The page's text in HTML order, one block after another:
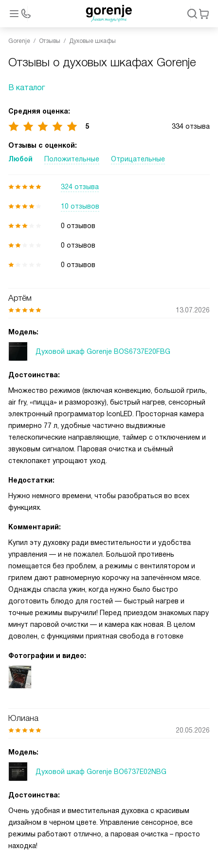
Gorenje Отзывы Духовые шкафы
Отзывы о духовых шкафах Gorenje
В каталог
Средняя оценка:
5
334 отзыва
Отзывы с оценкой:
Любой
Положительные Отрицательные
324 отзыва
10 отзывов
0 отзывов
0 отзывов
0 отзывов
Артём
13.07.2026
Модель:
Духовой шкаф Gorenje BOS6737E20FBG
Достоинства:
Множество режимов (включая конвекцию, большой гриль,
air fry, «пицца» и разморозку), быстрый нагрев, сенсорный
электронный программатор IconLED. Просторная камера
примерно 77 л, удобные частично выдвижные
телескопические направляющие, таймер с отключением и
звуковым сигналом. Паровая очистка и съёмный
стеклопакет упрощают уход.
Недостатки:
Нужно немного времени, чтобы разобраться во всех
функциях.
Комментарий:
Купил эту духовку ради вместительности и удобства
управления — и не пожалел. Большой противень
помещается без проблем, а режимы с вентилятором и
грилем дают равномерную корочку на запечённом мясе.
Однажды спасла ужин, когда нужно было быстро
доготовить блюдо для гостей — быстрый нагрев и
точные режимы выручили! Перед приездом знакомых пару
минут паровой очистки — и камера как новая. В целом
доволен, с функциями приятная свобода в готовке
Фотографии и видео:
Юлиана
20.05.2026
Модель:
Духовой шкаф Gorenje BO6737E02NBG
Достоинства:
Очень удобная и вместительная духовка с красивым
дизайном в черном цвете. Управление сенсорное, все
режимы работают отлично, а паровая очистка – просто
находка!